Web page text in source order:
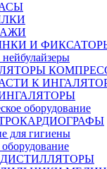
И
К
оборудование
для гигиены